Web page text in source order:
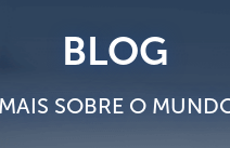
BLOG
SOBRE O